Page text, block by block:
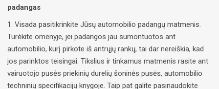
padangas
1. Visada pasitikrinkite Jūsų automobilio padangų matmenis.
Turėkite omenyje, jei padangos jau sumontuotos ant
automobilio, kurį pirkote iš antrųjų rankų, tai dar nereiškia, kad
jos parinktos teisingai. Tikslius ir tinkamus matmenis rasite ant
vairuotojo pusės priekinių durelių šoninės pusės, automobilio
techninių specifikacijų knygoje. Taip pat galite pasinaudokite